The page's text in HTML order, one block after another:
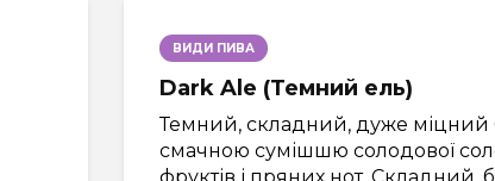
ВИДИ ПИВА
Dark Ale (Темний ель)
Темний, складний, дуже міцний
смачною сумішшю солодової